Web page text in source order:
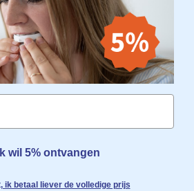
wil 5% ontvangen
ik betaal liever de volledige prijs